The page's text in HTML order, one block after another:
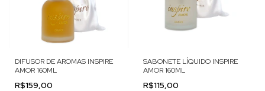
DIFUSOR DE AROMAS INSPIRE
AMOR 160ML
R$159,00
SABONETE LÍQUIDO INSPIRE
AMOR 160ML
R$115,00